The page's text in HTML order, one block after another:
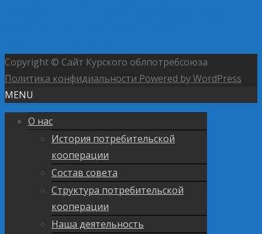
Copyright © Сайт Курского облпотребсоюза
Политика конфидиальности Powered by WordPress
MENU
О нас
История потребительской
кооперации
Состав совета
Структура потребительской
кооперации
Наша деятельность